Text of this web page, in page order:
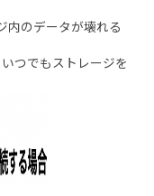
内のデータが壊れる
つでもストレージを